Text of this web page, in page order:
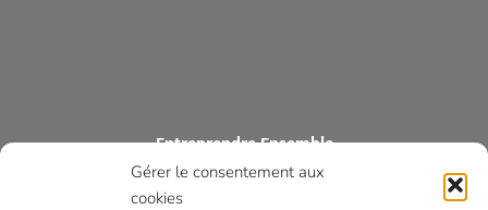
Gérer le consentement aux
cookies
Entreprendre Ensemble
ASSOCIATION DES COMMERÇANTS ET ARTISANS DES MONTS